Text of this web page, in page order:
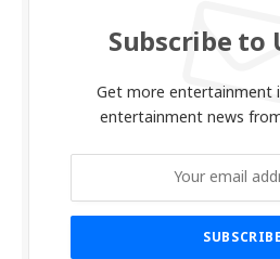
Subscribe to
Get more entertainment
entertainment news